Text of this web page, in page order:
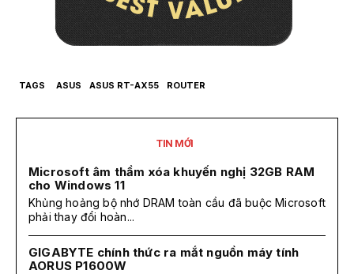
TAGS ASUS ASUS RT-AX55 ROUTER
TIN MỚI
Microsoft âm thầm xóa khuyến nghị 32GB RAM
cho Windows 11
Khủng hoảng bộ nhớ DRAM toàn cầu đã buộc Microsoft
phải thay đổi hoàn...
GIGABYTE chính thức ra mắt nguồn máy tính
AORUS P1600W